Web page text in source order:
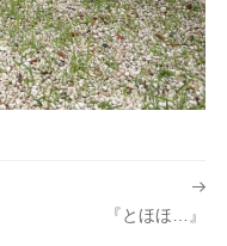
『とほほ…』